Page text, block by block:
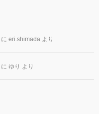
に eri.shimada より
に ゆり より